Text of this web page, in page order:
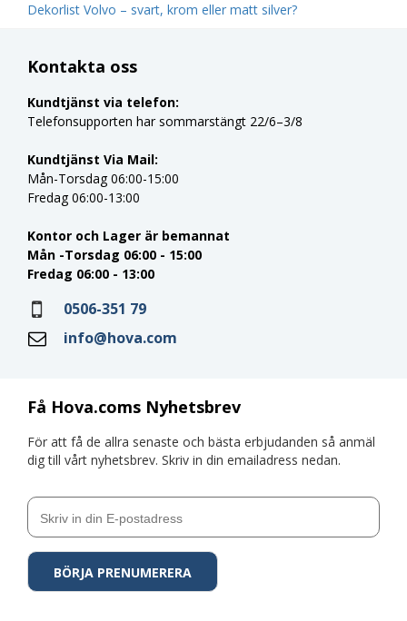
Dekorlist Volvo – svart, krom eller matt silver?
Få Hova.coms Nyhetsbrev
För att få de allra senaste och bästa erbjudanden så anmäl
dig till vårt nyhetsbrev. Skriv in din emailadress nedan.
Kontakta oss
Kundtjänst via telefon:
Telefonsupporten har sommarstängt 22/6–3/8
Kundtjänst Via Mail:
Mån-Torsdag 06:00-15:00
Fredag 06:00-13:00
Kontor och Lager är bemannat
Mån -Torsdag 06:00 - 15:00
Fredag 06:00 - 13:00
0506-351 79
info@hova.com